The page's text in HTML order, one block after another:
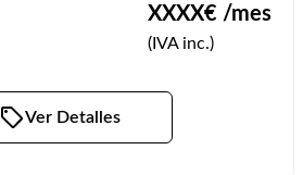
XXXX€ /mes
(IVA inc.)
Ver Detalles